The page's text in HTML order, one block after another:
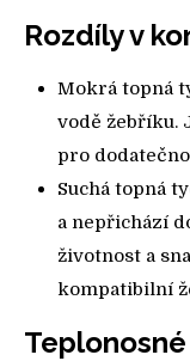
Rozdíly v
Mokrá topná
vodě žebříku.
pro
Suchá topná
a nepřichází
životnost a
kompatibilní